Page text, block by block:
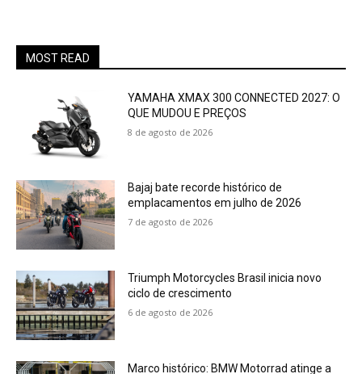
MOST READ
YAMAHA XMAX 300 CONNECTED 2027: O
QUE MUDOU E PREÇOS
8 de agosto de 2026
Bajaj bate recorde histórico de
emplacamentos em julho de 2026
7 de agosto de 2026
Triumph Motorcycles Brasil inicia novo
ciclo de crescimento
6 de agosto de 2026
Marco histórico: BMW Motorrad atinge a